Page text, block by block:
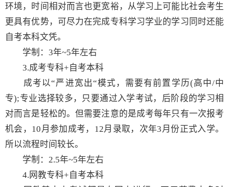
环境，时间相对而言也更宽裕，从学习上可能比社会考生
更具有优势，可尽力在完成专科学习学业的学习同时还能
自考本科文凭。
学制：3年~5年左右
3.成考专科+自考本科
成考以“严进宽出“模式，需要有前置学历(高中/中
专);专业选择较多，只要通过入学考试，后阶段的学习相
对而言是轻松的。但需要注意的是成考每年只有一次报考
机会，10月参加成考，12月录取，次年3月份正式入学。
所以流程时间较长。
学制：2.5年~5年左右
4.网教专科+自考本科